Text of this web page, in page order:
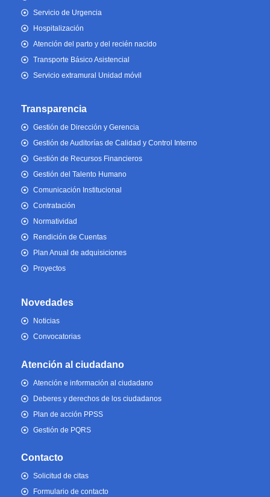
Servicio de Urgencia
Hospitalización
Atención del parto y del recién nacido
Transporte Básico Asistencial
Servicio extramural Unidad móvil
Transparencia
Gestión de Dirección y Gerencia
Gestión de Auditorías de Calidad y Control Interno
Gestión de Recursos Financieros
Gestión del Talento Humano
Comunicación Institucional
Contratación
Normatividad
Rendición de Cuentas
Plan Anual de adquisiciones
Proyectos
Novedades
Noticias
Convocatorias
Atención al ciudadano
Atención e información al ciudadano
Deberes y derechos de los ciudadanos
Plan de acción PPSS
Gestión de PQRS
Contacto
Solicitud de citas
Formulario de contacto